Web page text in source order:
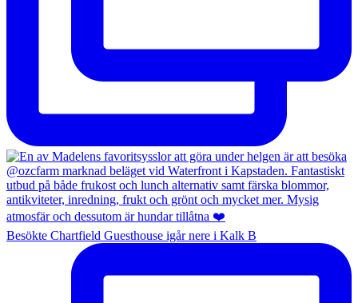
Besökte Chartfield Guesthouse igår nere i Kalk B